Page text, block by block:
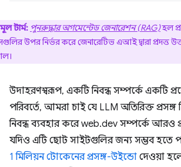
মূল টার্ম: পুনরুদ্ধার অগমেন্টেড জেনারেশন (RAG)হল
উপর নির্ভর করে জেনারেটিভ এআই দ্বারা প্রদত্ত
উদাহরণস্বরূপ, একটি নিবন্ধ সম্পর্কে একটি
পরিবর্তে, আমরা চাই যে LLM অতিরিক্ত
নিবন্ধ ব্যবহার করে web.dev সম্পর্কে আরও
যদিও এটি ছোট সাইটগুলির জন্য সম্ভব হতে
1 মিলিয়ন টোকেনের প্রসঙ্গ-উইন্ডো দেওয়া